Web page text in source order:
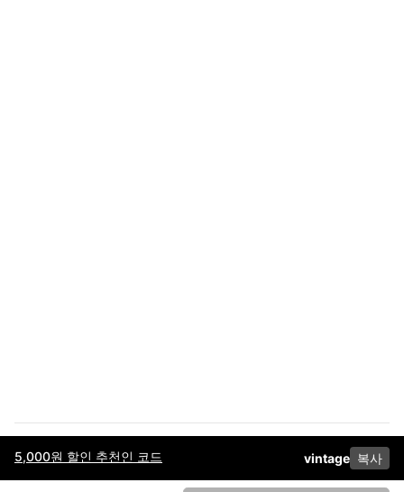
5,000원 할인 추천인 코드 vintage 복사
이용약관고객센터판매개인정보 처리방침사업자 정보다운로드